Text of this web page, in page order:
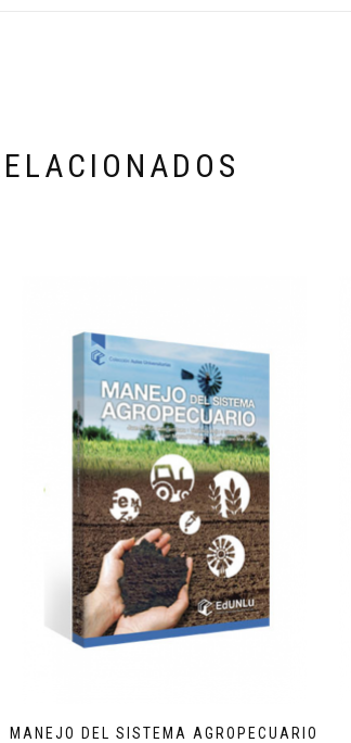
MANEJO DEL SISTEMA AGROPECUARIO